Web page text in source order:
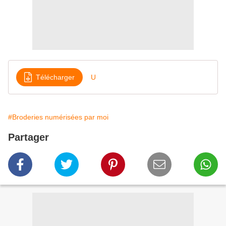
Télécharger U
#Broderies numérisées par moi
Partager